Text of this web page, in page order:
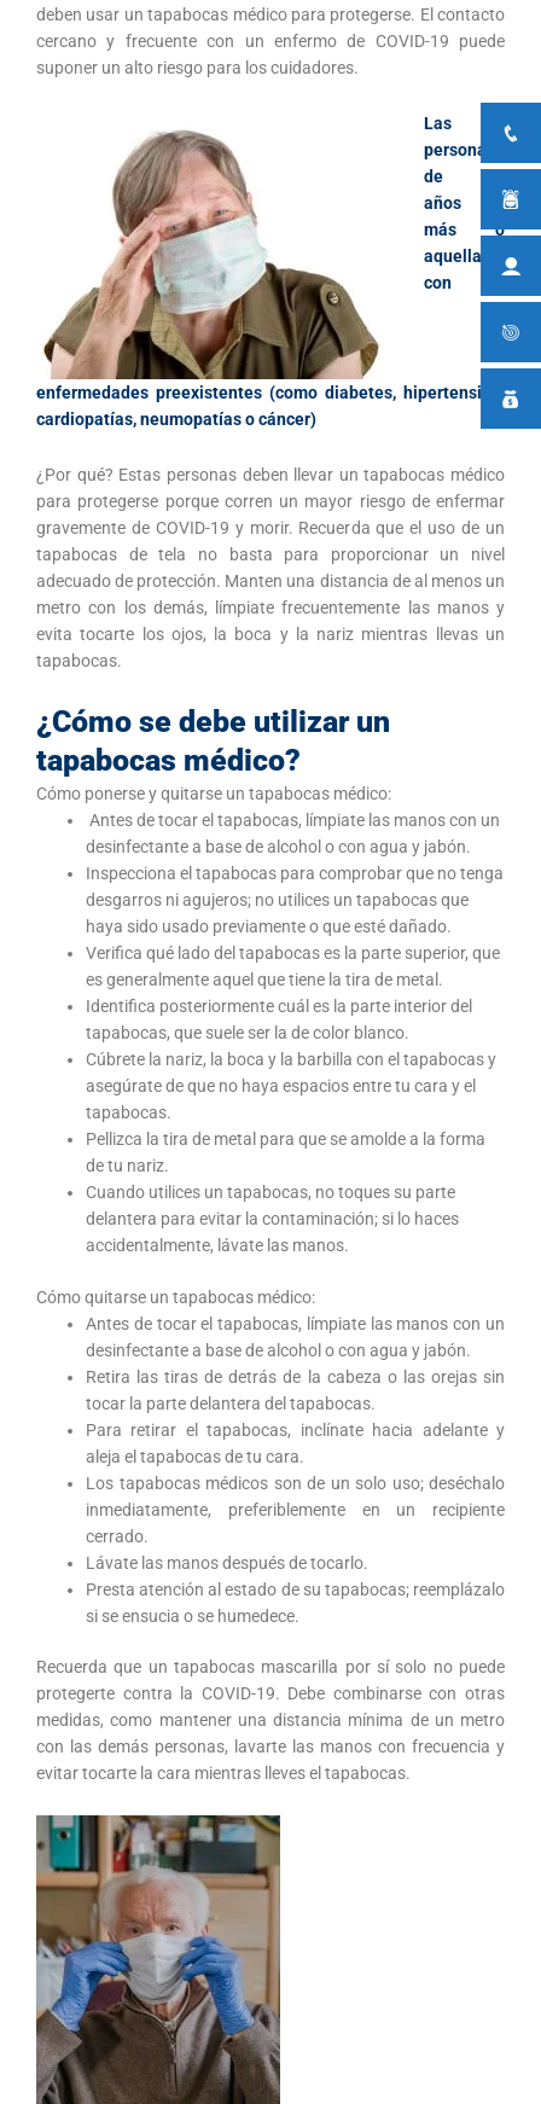
deben usar un tapabocas médico para protegerse. El contacto
cercano y frecuente con un enfermo de COVID-19 puede
suponer un alto riesgo para los cuidadores.
Las
personas
de 60
años o
más o
aquellas
con
enfermedades preexistentes (como diabetes, hipertensión,
cardiopatías, neumopatías o cáncer)
¿Por qué? Estas personas deben llevar un tapabocas médico
para protegerse porque corren un mayor riesgo de enfermar
gravemente de COVID-19 y morir. Recuerda que el uso de un
tapabocas de tela no basta para proporcionar un nivel
adecuado de protección. Manten una distancia de al menos un
metro con los demás, límpiate frecuentemente las manos y
evita tocarte los ojos, la boca y la nariz mientras llevas un
tapabocas.
¿Cómo se debe utilizar un
tapabocas médico?
Cómo ponerse y quitarse un tapabocas médico:
Antes de tocar el tapabocas, límpiate las manos con un
desinfectante a base de alcohol o con agua y jabón.
Inspecciona el tapabocas para comprobar que no tenga
desgarros ni agujeros; no utilices un tapabocas que
haya sido usado previamente o que esté dañado.
Verifica qué lado del tapabocas es la parte superior, que
es generalmente aquel que tiene la tira de metal.
Identifica posteriormente cuál es la parte interior del
tapabocas, que suele ser la de color blanco.
Cúbrete la nariz, la boca y la barbilla con el tapabocas y
asegúrate de que no haya espacios entre tu cara y el
tapabocas.
Pellizca la tira de metal para que se amolde a la forma
de tu nariz.
Cuando utilices un tapabocas, no toques su parte
delantera para evitar la contaminación; si lo haces
accidentalmente, lávate las manos.
Cómo quitarse un tapabocas médico:
Antes de tocar el tapabocas, límpiate las manos con un
desinfectante a base de alcohol o con agua y jabón.
Retira las tiras de detrás de la cabeza o las orejas sin
tocar la parte delantera del tapabocas.
Para retirar el tapabocas, inclínate hacia adelante y
aleja el tapabocas de tu cara.
Los tapabocas médicos son de un solo uso; deséchalo
inmediatamente, preferiblemente en un recipiente
cerrado.
Lávate las manos después de tocarlo.
Presta atención al estado de su tapabocas; reemplázalo
si se ensucia o se humedece.
Recuerda que un tapabocas mascarilla por sí solo no puede
protegerte contra la COVID-19. Debe combinarse con otras
medidas, como mantener una distancia mínima de un metro
con las demás personas, lavarte las manos con frecuencia y
evitar tocarte la cara mientras lleves el tapabocas.